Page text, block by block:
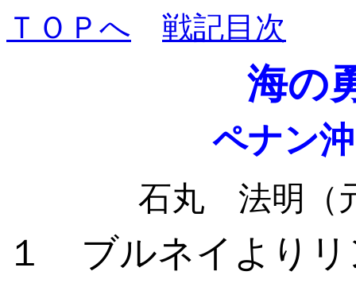
ＴＯＰへ 戦記目次
海の
ペナン
石丸 法明（
１ ブルネイよりリ